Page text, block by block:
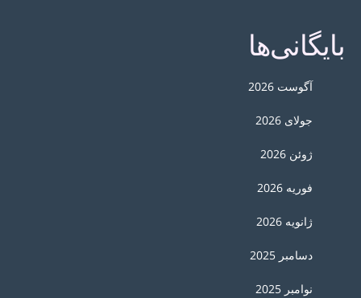
بایگانی‌ها
آگوست 2026
جولای 2026
ژوئن 2026
فوریه 2026
ژانویه 2026
دسامبر 2025
نوامبر 2025